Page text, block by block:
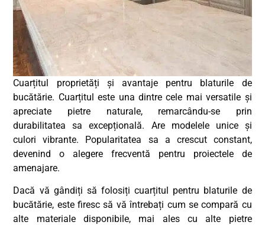
Cuarțitul proprietăți și avantaje pentru blaturile de
bucătărie. Cuarțitul este una dintre cele mai versatile și
apreciate pietre naturale, remarcându-se prin
durabilitatea sa excepțională. Are modelele unice și
culori vibrante. Popularitatea sa a crescut constant,
devenind o alegere frecventă pentru proiectele de
amenajare.
Dacă vă gândiți să folosiți cuarțitul pentru blaturile de
bucătărie, este firesc să vă întrebați cum se compară cu
alte materiale disponibile, mai ales cu alte pietre